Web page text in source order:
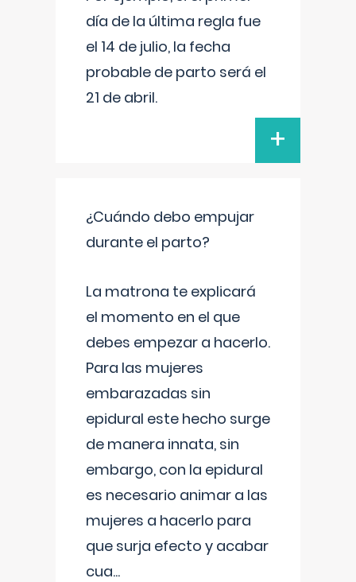
día de la última regla fue
el 14 de julio, la fecha
probable de parto será el
21 de abril.
+
¿Cuándo debo empujar
durante el parto?
La matrona te explicará
el momento en el que
debes empezar a hacerlo.
Para las mujeres
embarazadas sin
epidural este hecho surge
de manera innata, sin
embargo, con la epidural
es necesario animar a las
mujeres a hacerlo para
que surja efecto y acabar
cua...